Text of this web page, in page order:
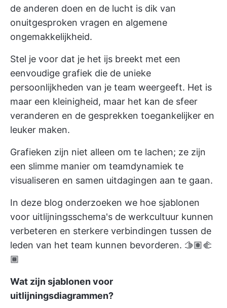
de anderen doen en de lucht is dik van
onuitgesproken vragen en algemene
ongemakkelijkheid.
Stel je voor dat je het ijs breekt met een
eenvoudige grafiek die de unieke
persoonlijkheden van je team weergeeft. Het is
maar een kleinigheid, maar het kan de sfeer
veranderen en de gesprekken toegankelijker en
leuker maken.
Grafieken zijn niet alleen om te lachen; ze zijn
een slimme manier om teamdynamiek te
visualiseren en samen uitdagingen aan te gaan.
In deze blog onderzoeken we hoe sjablonen
voor uitlijningsschema's de werkcultuur kunnen
verbeteren en sterkere verbindingen tussen de
leden van het team kunnen bevorderen. 🫱🏽‍🫲
🏾
Wat zijn sjablonen voor
uitlijningsdiagrammen?